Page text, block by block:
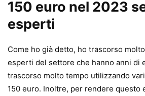
150 euro nel 2023
esperti
Come ho già detto, ho trascorso
esperti del settore che hanno anni di
trascorso molto tempo utilizzando
150 euro. Inoltre, per rendere questo